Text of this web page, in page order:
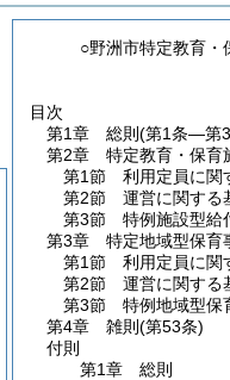
○野洲市特定教育・
目次
第1章
総則 (第1条―第
第2章
特定教育・保育
第1節
利用定員に関
第2節
運営に関する
第3節
特例施設型給
第3章
特定地域型保育
第1節
利用定員に関
第2節
運営に関する
第3節
特例地域型保
第4章
雑則 (第53条)
付則
第1章
総則